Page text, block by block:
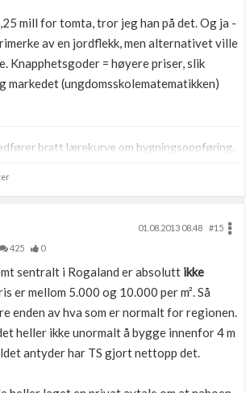
mill for tomta, tror jeg han på det. Og ja -
av en jordflekk, men alternativet ville
Knapphetsgoder = høyere priser, slik
markedet (ungdomsskolematematikken)
bratt lærekurve om bygningsoppføring.
01.08.2013 08.48
#15
425
0
sentralt i Rogaland er absolutt ikke
er mellom 5.000 og 10.000 per m². Så
enden av hva som er normalt for regionen.
heller ikke unormalt å bygge innenfor 4 m
antyder har TS gjort nettopp det.